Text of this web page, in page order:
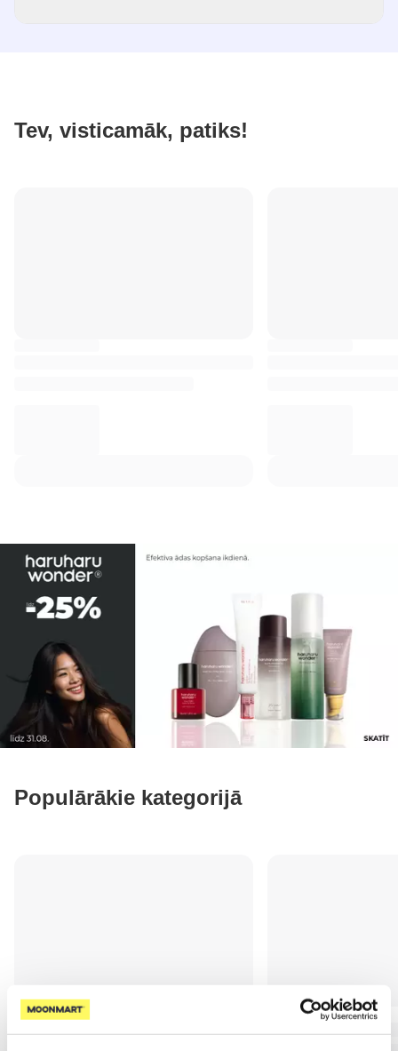
Tev, visticamāk, patiks!
Populārākie kategorijā